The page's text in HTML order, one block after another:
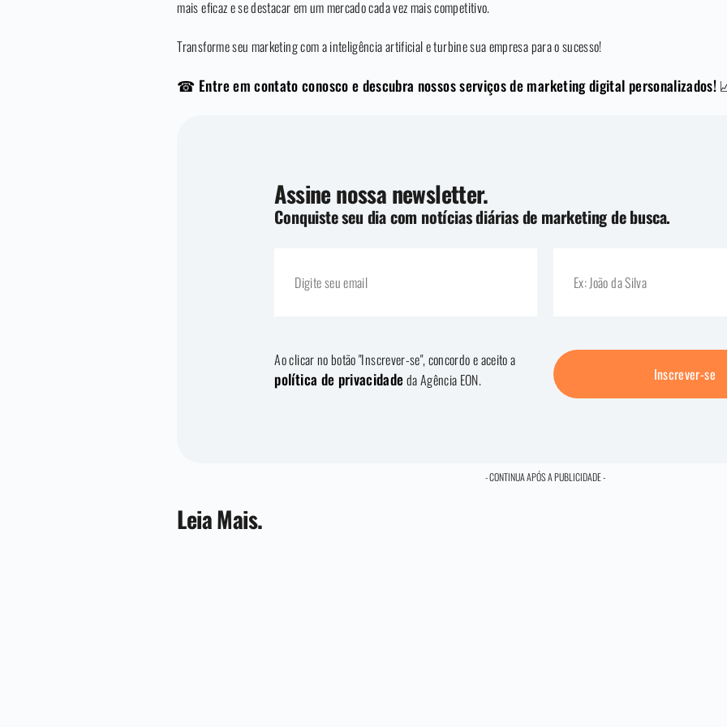
mais eficaz e se destacar em um mercado cada vez mais competitivo.
Transforme seu marketing com a inteligência artificial e turbine sua empresa para o sucesso!
☎ Entre em contato conosco e descubra nossos serviços de marketing digital personalizados!
Assine nossa newsletter.
Conquiste seu dia com notícias diárias de marketing de busca.
Ao clicar no botão "Inscrever-se", concordo e aceito a
política de privacidadeda Agência EON. Inscrever-se
- CONTINUA APÓS A PUBLICIDADE -
Leia Mais.